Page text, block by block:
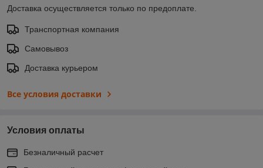
Доставка осуществляется только по предоплате.
Транспортная компания
Самовывоз
Доставка курьером
Все условия доставки
Условия оплаты
Безналичный расчет